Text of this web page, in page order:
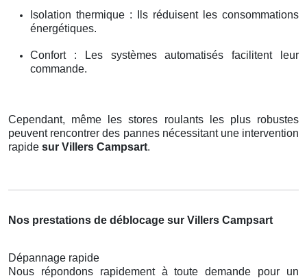
Isolation thermique : Ils réduisent les consommations
énergétiques.
Confort : Les systèmes automatisés facilitent leur
commande.
Cependant, même les stores roulants les plus robustes
peuvent rencontrer des pannes nécessitant une intervention
rapide sur Villers Campsart.
Nos prestations de déblocage sur Villers Campsart
Dépannage rapide
Nous répondons rapidement à toute demande pour un